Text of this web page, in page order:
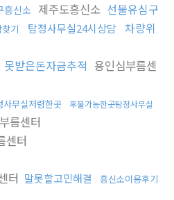
흥신소 제주도흥신소 선불유심구
기 탐정사무실24시상담
차량위
못받은돈자금추적 용인심부름센
사무실저렴한곳 후불가능한곳탐정사무실
름센터
센터
터 말못할고민해결 흥신소이용후기